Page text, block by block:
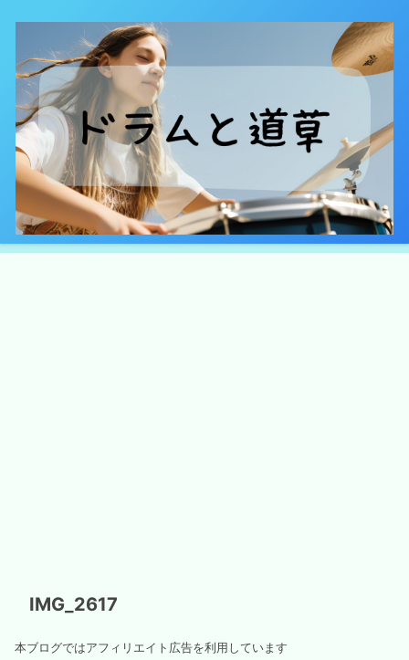
IMG_2617
本ブログではアフィリエイト広告を利用しています